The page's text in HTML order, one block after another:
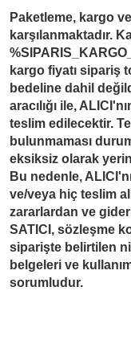
Paketleme, kargo
karşılanmaktadır.
kargo fiyatı sipariş
bedeline dahil
aracılığı ile,
teslim edilecektir.
bulunmaması
eksiksiz olarak
Bu nedenle,
ve/veya hiç teslim
zararlardan ve
SATICI, sözleşme
siparişte belirtilen
belgeleri ve
sorumludur.